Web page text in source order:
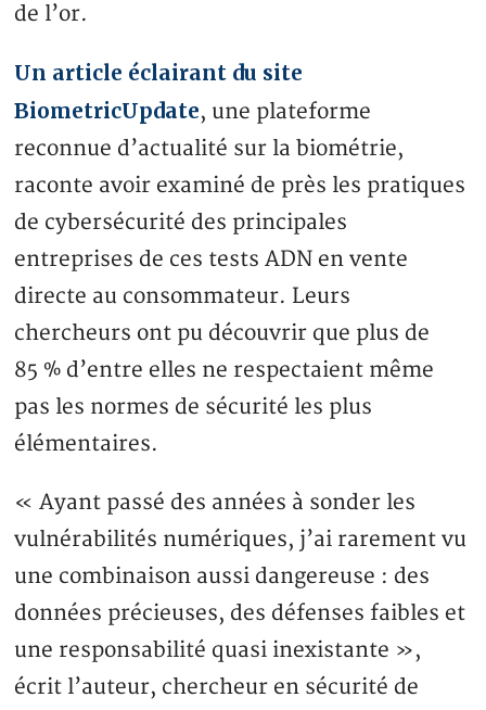
de l’or.
Un article éclairant du site
BiometricUpdate, une plateforme
reconnue d’actualité sur la biométrie,
raconte avoir examiné de près les pratiques
de cybersécurité des principales
entreprises de ces tests ADN en vente
directe au consommateur. Leurs
chercheurs ont pu découvrir que plus de
85 % d’entre elles ne respectaient même
pas les normes de sécurité les plus
élémentaires.
« Ayant passé des années à sonder les
vulnérabilités numériques, j’ai rarement vu
une combinaison aussi dangereuse : des
données précieuses, des défenses faibles et
une responsabilité quasi inexistante »,
écrit l’auteur, chercheur en sécurité de